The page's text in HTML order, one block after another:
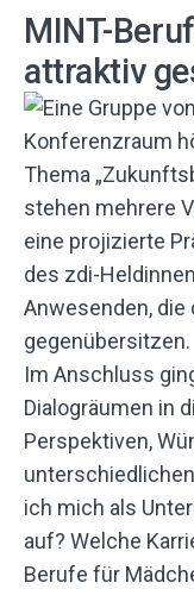
MINT-
attraktiv
Im Anschluss
Dialogräumen in
Perspektiven,
ich mich als
auf? Welche
Berufe für